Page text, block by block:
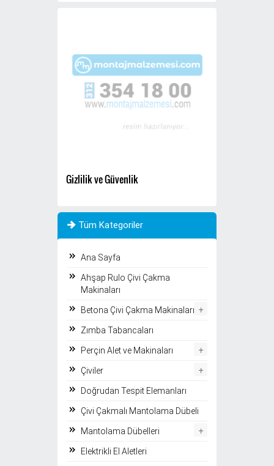
Gizlilik ve Güvenlik
Tüm Kategoriler
Ana Sayfa
Ahşap Rulo Çivi Çakma
Makinaları
Betona Çivi Çakma Makinaları +
Zımba Tabancaları
Perçin Alet ve Makinaları +
Çiviler +
Doğrudan Tespit Elemanları
Çivi Çakmalı Mantolama Dübeli
Mantolama Dübelleri +
Elektrikli El Aletleri